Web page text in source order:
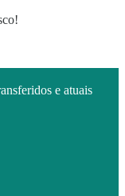
com visto F-1
de visto que não
etc.)
dos EUA
e atuais